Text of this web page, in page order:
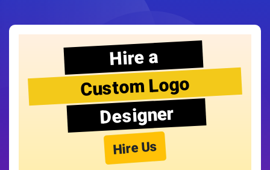
Hire a
Custom Logo
Designer
Hire Us